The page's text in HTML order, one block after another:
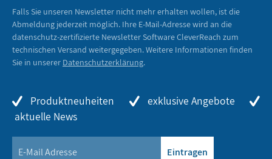
Falls Sie unseren Newsletter nicht mehr erhalten wollen, ist die
Abmeldung jederzeit möglich. Ihre E-Mail-Adresse wird an die
datenschutz-zertifizierte Newsletter Software CleverReach zum
technischen Versand weitergegeben. Weitere Informationen finden
Sie in unserer Datenschutzerklärung.
Produktneuheiten
exklusive Angebote
aktuelle News
Eintragen